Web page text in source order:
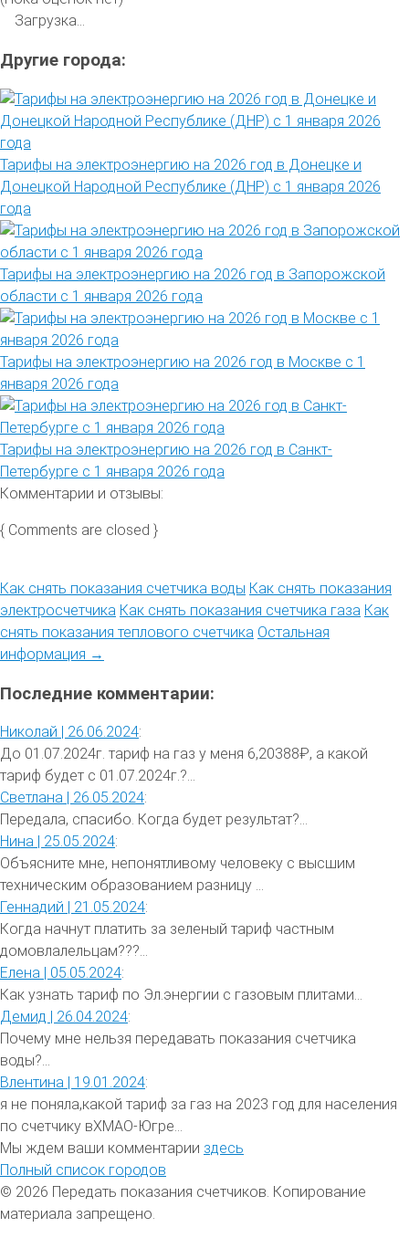
Загрузка...
Другие города:
Тарифы на электроэнергию на 2026 год в Донецке и
Донецкой Народной Республике (ДНР) с 1 января 2026
года
Тарифы на электроэнергию на 2026 год в Запорожской
области с 1 января 2026 года
Тарифы на электроэнергию на 2026 год в Москве с 1
января 2026 года
Тарифы на электроэнергию на 2026 год в Санкт-
Петербурге с 1 января 2026 года
Комментарии и отзывы:
{ Comments are closed }
Как снять показания счетчика воды Как снять показания
электросчетчика Как снять показания счетчика газа Как
снять показания теплового счетчика Остальная
информация →
Последние комментарии:
Николай | 26.06.2024:
До 01.07.2024г. тариф на газ у меня 6,20388₽, а какой
тариф будет с 01.07.2024г.?...
Светлана | 26.05.2024:
Передала, спасибо. Когда будет результат?...
Нина | 25.05.2024:
Объясните мне, непонятливому человеку с высшим
техническим образованием разницу ...
Геннадий | 21.05.2024:
Когда начнут платить за зеленый тариф частным
домовлалельцам???...
Елена | 05.05.2024:
Как узнать тариф по Эл.энергии с газовым плитами...
Демид | 26.04.2024:
Почему мне нельзя передавать показания счетчика
воды?...
Влентина | 19.01.2024:
я не поняла,какой тариф за газ на 2023 год для населения
по счетчику вХМАО-Югре...
Мы ждем ваши комментарии здесь
Полный список городов
© 2026 Передать показания счетчиков. Копирование
материала запрещено.